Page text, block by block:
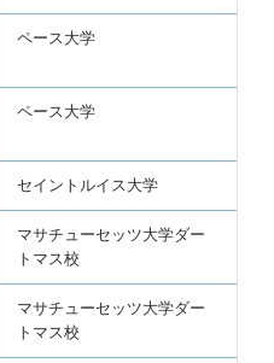
ペース大学
ペース大学
セイントルイス大学
マサチューセッツ大学ダー
トマス校
マサチューセッツ大学ダー
トマス校